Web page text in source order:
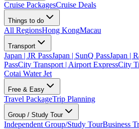
Cruise PackagesCruise Deals
Things to do
All RegionsHong KongMacau
Transport
Japan | JR PassJapan | SunQ PassJapan |
PassCity Transport | Airport ExpressCity
Cotai Water Jet
Free & Easy
Travel PackageTrip Planning
Group / Study Tour
Independent Group/Study TourBusiness